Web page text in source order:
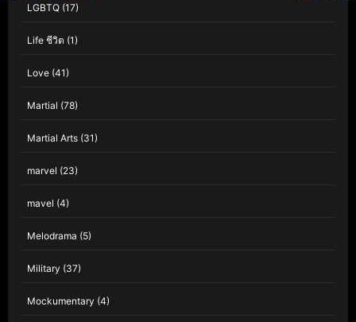
LGBTQ (17)
Life ชีวิต (1)
Love (41)
Martial (78)
Martial Arts (31)
marvel (23)
mavel (4)
Melodrama (5)
Military (37)
Mockumentary (4)